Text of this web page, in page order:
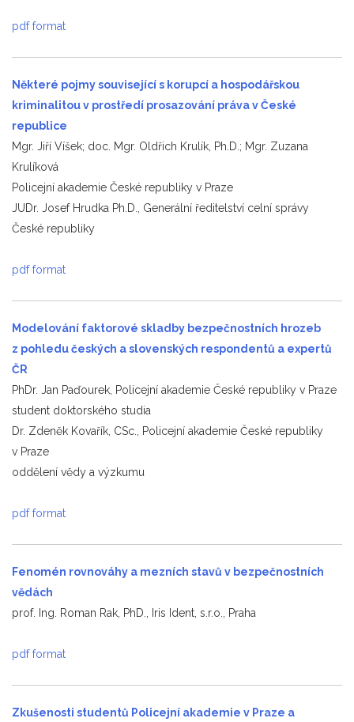
pdf format
Některé pojmy související s korupcí a hospodářskou
kriminalitou v prostředí prosazování práva v České
republice
Mgr. Jiří Víšek; doc. Mgr. Oldřich Krulík, Ph.D.; Mgr. Zuzana
Krulíková
Policejní akademie České republiky v Praze
JUDr. Josef Hrudka Ph.D., Generální ředitelství celní správy
České republiky
pdf format
Modelování faktorové skladby bezpečnostních hrozeb
z pohledu českých a slovenských respondentů a expertů
ČR
PhDr. Jan Paďourek, Policejní akademie České republiky v Praze
student doktorského studia
Dr. Zdeněk Kovařík, CSc., Policejní akademie České republiky
v Praze
oddělení vědy a výzkumu
pdf format
Fenomén rovnováhy a mezních stavů v bezpečnostních
vědách
prof. Ing. Roman Rak, PhD., Iris Ident, s.r.o., Praha
pdf format
Zkušenosti studentů Policejní akademie v Praze a